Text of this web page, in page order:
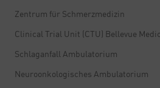
Zentrum für Schmerzmedizin
Clinical Trial Unit (CTU) Bellevue
Schlaganfall Ambulatorium
Neuroonkologisches Ambulatorium